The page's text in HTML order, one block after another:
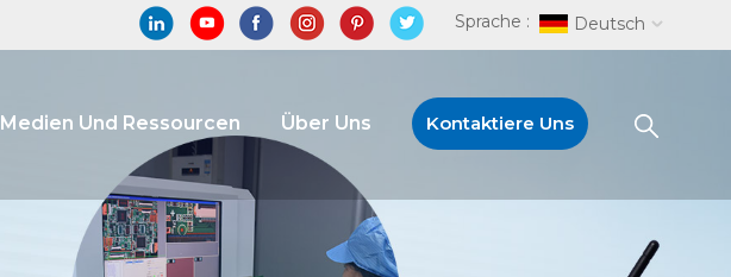
Sprache : Deutsch
Medien Und Ressourcen Über Uns Kontaktiere Uns